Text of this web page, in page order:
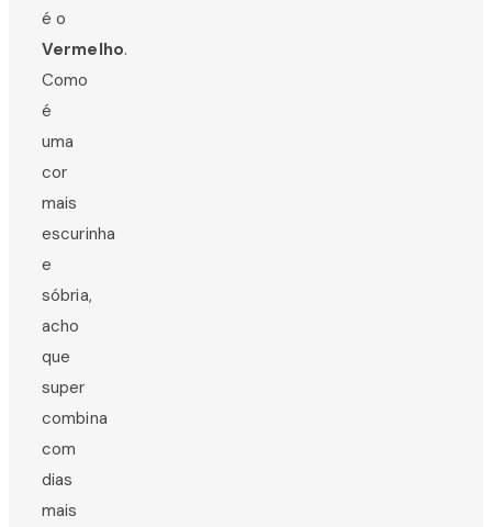
é o
Vermelho.
Como
é
uma
cor
mais
escurinha
e
sóbria,
acho
que
super
combina
com
dias
mais